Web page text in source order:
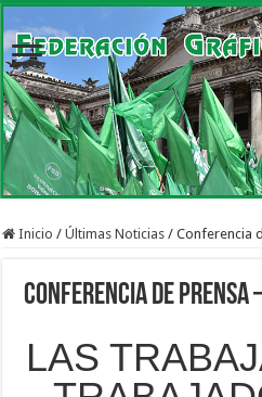
Inicio / Últimas Noticias / Conferencia
Conferencia de Prensa
LAS